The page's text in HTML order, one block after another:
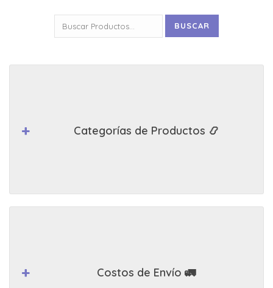
por:
BUSCAR
Categorías de Productos 📿
Costos de Envío 🚛